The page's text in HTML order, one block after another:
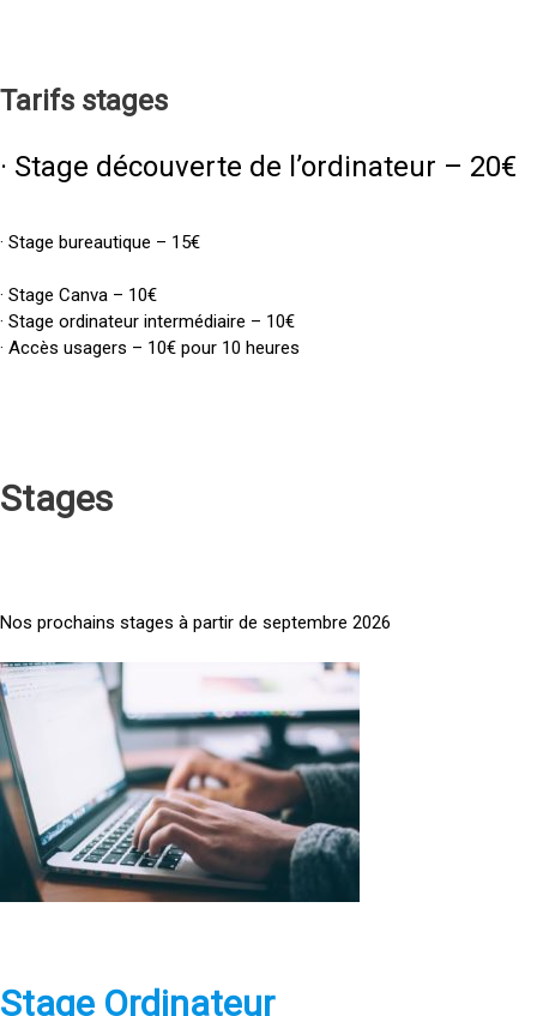
Tarifs stages
· Stage découverte de l’ordinateur – 20€
· Stage bureautique – 15€
· Stage Canva – 10€
· Stage ordinateur intermédiaire – 10€
· Accès usagers – 10€ pour 10 heures
Stages
Nos prochains stages à partir de septembre 2026
<
a
h
e
f
pStage Ordinateur